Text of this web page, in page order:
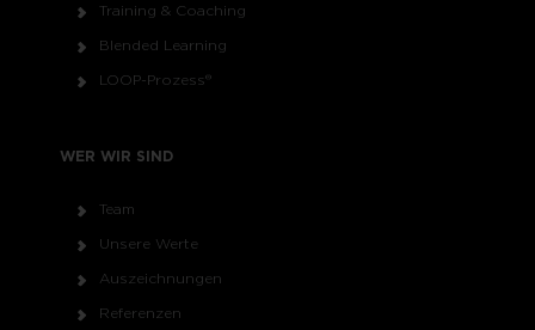
Training & Coaching
Blended Learning
LOOP-Prozess®
WER WIR SIND
Team
Unsere Werte
Auszeichnungen
Referenzen